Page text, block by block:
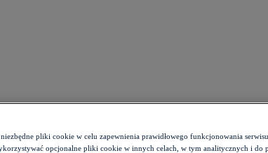
pliki cookie w celu zapewnienia prawidłowego funkcjonowania
opcjonalne pliki cookie w innych celach, w tym analitycznych i do